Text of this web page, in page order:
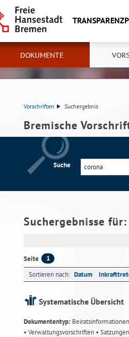
DOKUMENTE
Vorschriften Suchergebnis
Bremische
Suche
Suchergebnisse für:
Seite 1
Sortieren nach: Datum
Systematische Übersicht
Dokumententyp:
• Verwaltungsvorschriften • Satzungen